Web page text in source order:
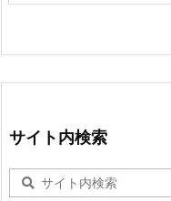
サイト内検索